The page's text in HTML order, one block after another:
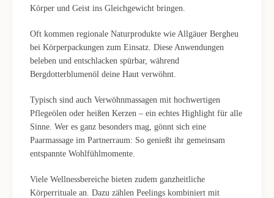
Körper und Geist ins Gleichgewicht bringen.
Oft kommen regionale Naturprodukte wie Allgäuer Bergheu
bei Körperpackungen zum Einsatz. Diese Anwendungen
beleben und entschlacken spürbar, während
Bergdotterblumenöl deine Haut verwöhnt.
Typisch sind auch Verwöhnmassagen mit hochwertigen
Pflegeölen oder heißen Kerzen – ein echtes Highlight für alle
Sinne. Wer es ganz besonders mag, gönnt sich eine
Paarmassage im Partnerraum: So genießt ihr gemeinsam
entspannte Wohlfühlmomente.
Viele Wellnessbereiche bieten zudem ganzheitliche
Körperrituale an. Dazu zählen Peelings kombiniert mit